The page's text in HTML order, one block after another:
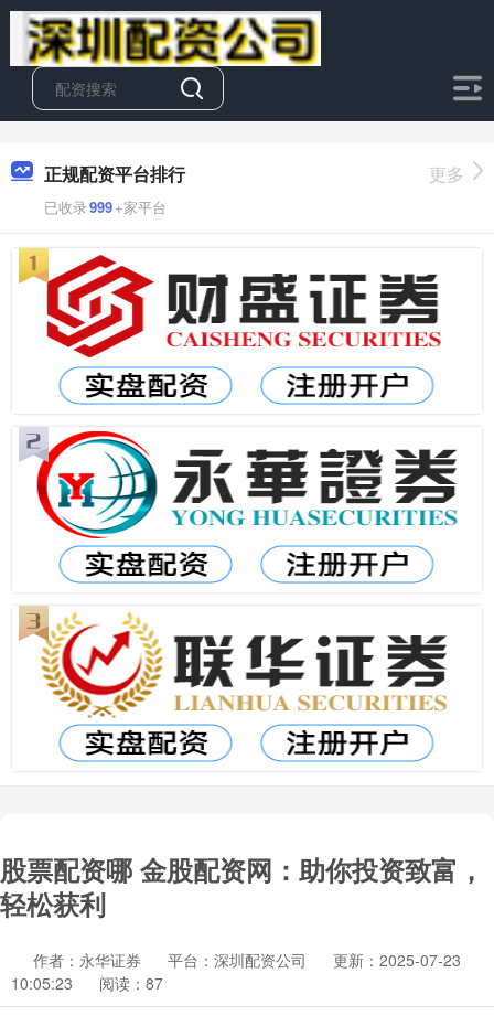
正规配资平台排行
已收录999+家平台
更多
股票配资哪 金股配资网：助你投资致富，
轻松获利
作者：永华证券 平台：深圳配资公司
更新：2025-07-23
10:05:23
阅读：87